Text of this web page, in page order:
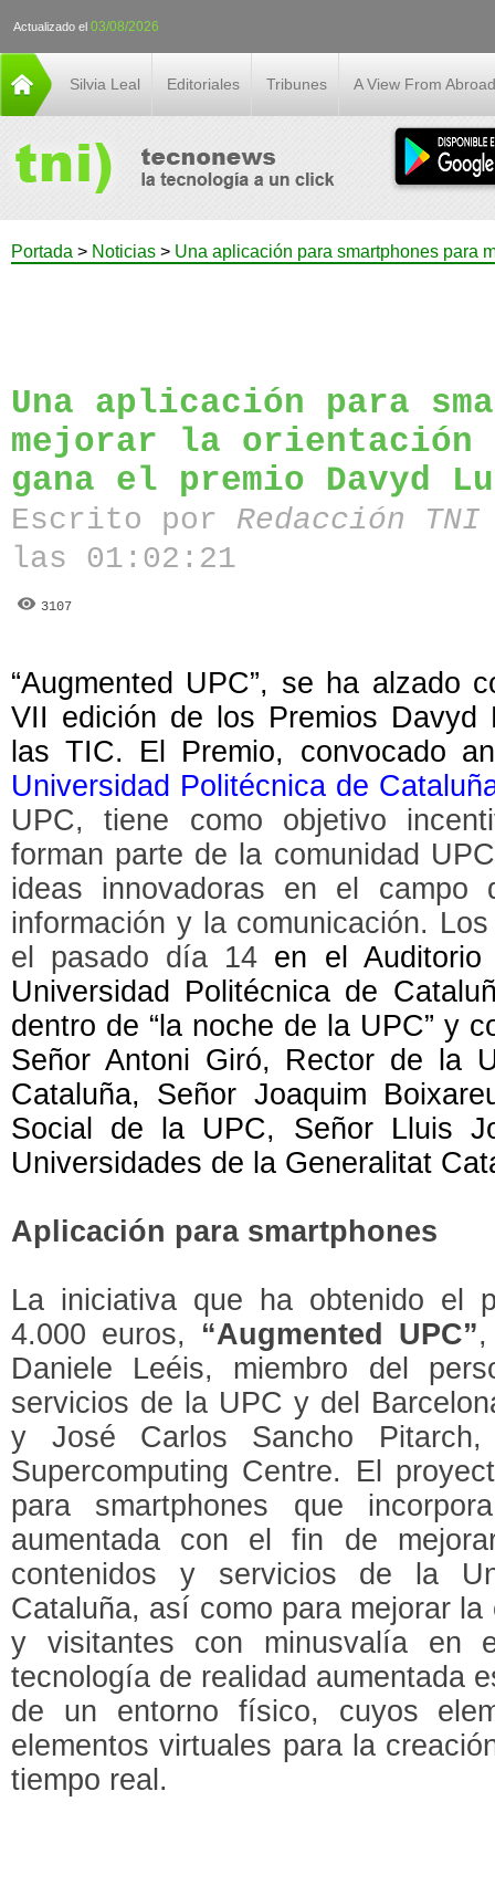
Actualizado el 03/08/2026
Silvia Leal Editoriales Tribunes A View From Abroad
Portada > Noticias > Una aplicación para smartphones para
Una aplicación para
mejorar la orientación
gana el premio Davyd
Escrito por Redacción
las 01:02:21
3107
“Augmented UPC”, se ha alzado
VII edición de los Premios Davyd
las TIC. El Premio, convocado
Universidad Politécnica de
UPC, tiene como objetivo
forman parte de la comunidad
ideas innovadoras en el
información y la comunicación.
el pasado día 14 en el
Universidad Politécnica de
dentro de “la noche de la UPC” y
Señor Antoni Giró, Rector de la
Cataluña, Señor Joaquim
Social de la UPC, Señor Lluis
Universidades de la Generalitat
Aplicación para smartphones
La iniciativa que ha obtenido el
4.000 euros, “Augmented UPC”
Daniele Leéis, miembro del
servicios de la UPC y del
y José Carlos Sancho Pitarch,
Supercomputing Centre. El
para smartphones que
aumentada con el fin de
contenidos y servicios de la
Cataluña, así como para mejorar
y visitantes con minusvalía en
tecnología de realidad aumentada
de un entorno físico, cuyos
elementos virtuales para la
tiempo real.